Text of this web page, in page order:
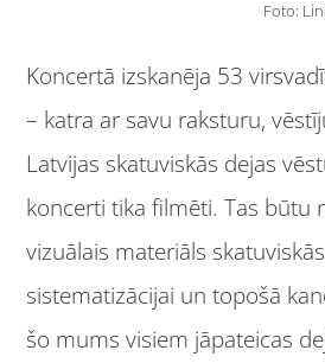
Foto:
Koncertā izskanēja 53
– katra ar savu raksturu,
Latvijas skatuviskās dejas
koncerti tika filmēti. Tas būtu
vizuālais materiāls
sistematizācijai un topošā
šo mums visiem jāpateicas